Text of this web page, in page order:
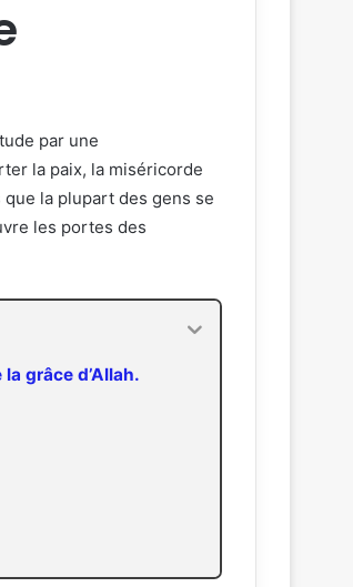
par une
la paix, la miséricorde
la plupart des gens se
les portes des
grâce d’Allah.